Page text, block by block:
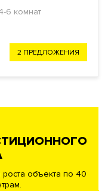
6 комнат
2 ПРЕДЛОЖЕНИЯ
объекта по 40